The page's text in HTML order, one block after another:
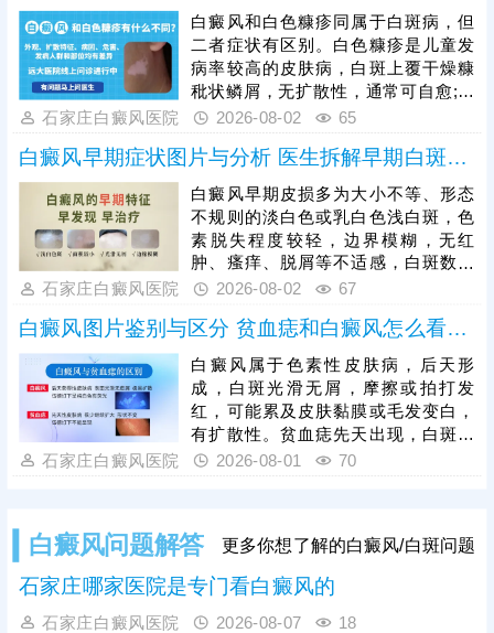
繁、易受摩擦暴晒，若初期放任不
管，白斑会逐渐扩大、融合，色素脱
失加重，边界变得清晰，甚至蔓延至
整只手背、手指。白癜风初期黑色素
细胞未完全受损，是治疗的黄金时
机，患者需及时就医，结合自身白斑
面积、病程、体质科
白癜风和白色糠疹同属于白斑病，但
二者症状有区别。白色糠疹是儿童发
病率较高的皮肤病，白斑上覆干燥糠
秕状鳞屑，无扩散性，通常可自愈;白
癜风发病人群广泛，白斑形成部位随
机，光滑平坦，不痛不痒，病症顽
固，易扩散。可以做伍德灯、三维皮
肤ct检查诊断，分析白斑是什么，了
解白斑形成原因。再针对性的制定治
疗、护理方案，助力白斑稳步着色。
石家庄白癜风医院 2026-08-02 65
白癜风早期症状图片与分析 医生拆解早期白斑识别逻辑
白癜风早期皮损多为大小不等、形态
不规则的淡白色或乳白色浅白斑，色
素脱失程度较轻，边界模糊，无红
肿、瘙痒、脱屑等不适感，白斑数量
少、面积小，扩散速度较慢。临床
种皮肤病症状与早期白斑高度相似，
容易误判，需结合科学检查区分，避
免误诊误治。早期是白癜风治疗的黄
金窗口期，此时皮肤黑色素细胞受损
程度低，干预后复色效果好、复色率
高、复发率低。
石家庄白癜风医院 2026-08-02 67
白癜风图片鉴别与区分 贫血痣和白癜风怎么看图分
白癜风属于色素性皮肤病，后天形
成，白斑光滑无屑，摩擦或拍打发
红，可能累及皮肤黏膜或毛发变白，
有扩散性。贫血痣先天出现，白斑局
部出现，无扩散性，持续终身不退。
势互补，查得详细、全面、准确。诊
断清楚再结合患者体质、病情进行治
疗，避免走上治白歧途。
石家庄白癜风医院 2026-08-01 70
白癜风问题解答 更多你想了解的白癜风/白斑问题
石家庄哪家医院是专门看白癜风的
石家庄白癜风医院 2026-08-07 18